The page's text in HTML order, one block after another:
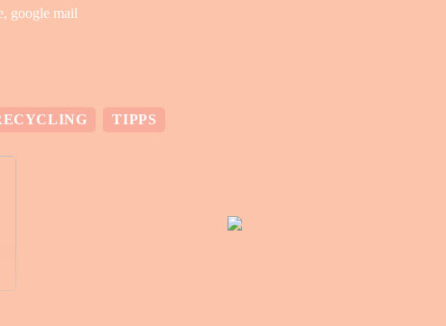
google mail
TIPPS